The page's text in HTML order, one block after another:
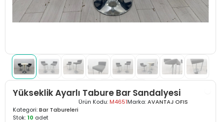
Yükseklik Ayarlı Tabure Bar Sandalyesi
Kategori:Bar Tabureleri
Ürün Kodu: M4651Marka:AVANTAJ OFIS
Stok: 10 adet